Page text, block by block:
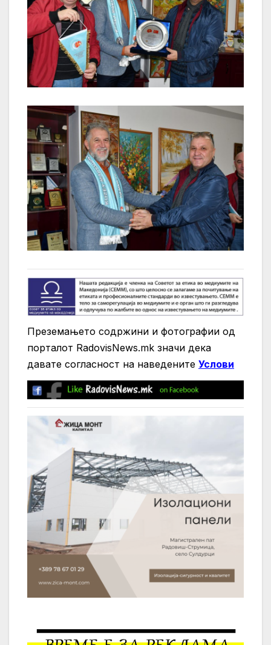
Преземањето содржини и фотографии од
порталот RadovisNews.mk значи дека
давате согласност на нaведените Услови